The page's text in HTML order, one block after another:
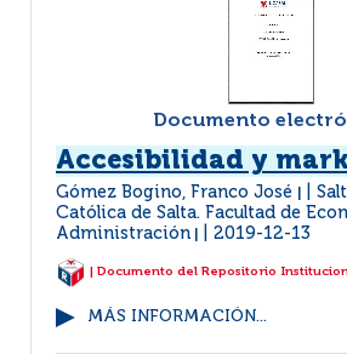
Documento
Accesibilidad y
Gómez Bogino, Franco José
Católica de Salta. Facultad de
Administración
2019-12-13
| Documento del Repositorio
MÁS INFORMACIÓN...